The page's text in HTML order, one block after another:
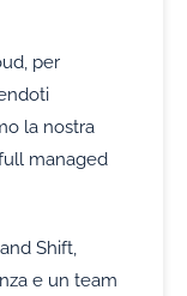
per
la nostra
managed
Shift,
e un team